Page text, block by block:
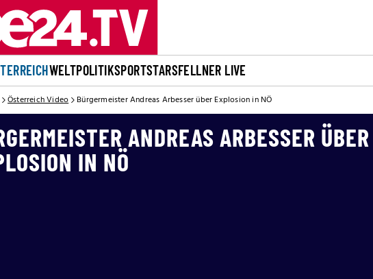
WELTPOLITIKSPORTSTARSFELLNER LIVE
Österreich Video Bürgermeister Andreas Arbesser über Explosion in NÖ
ANDREAS ARBESSER ÜBER
IN NÖ